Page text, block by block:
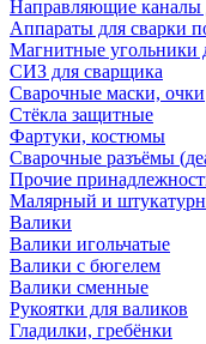
Направляющие каналы
Аппараты для сварки
Магнитные угольники
СИЗ для сварщика
Сварочные маски, очки
Стёкла защитные
Фартуки, костюмы
Сварочные разъёмы
Прочие
Малярный и
Валики
Валики игольчатые
Валики с бюгелем
Валики сменные
Рукоятки для валиков
Гладилки, гребёнки